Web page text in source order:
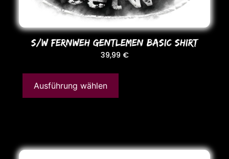
S/W FERNWEH GENTLEMEN BASIC SHIRT
39,99 €
Ausführung wählen